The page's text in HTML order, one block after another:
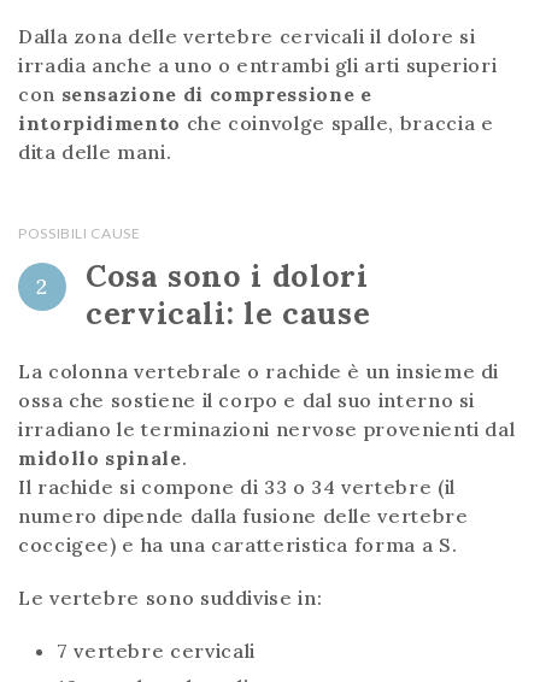
Dalla zona delle vertebre cervicali il dolore si
irradia anche a uno o entrambi gli arti superiori
con sensazione di compressione e
intorpidimento che coinvolge spalle, braccia e
dita delle mani.
POSSIBILI CAUSE
2
Cosa sono i dolori
cervicali: le cause
La colonna vertebrale o rachide è un insieme di
ossa che sostiene il corpo e dal suo interno si
irradiano le terminazioni nervose provenienti dal
midollo spinale.
Il rachide si compone di 33 o 34 vertebre (il
numero dipende dalla fusione delle vertebre
coccigee) e ha una caratteristica forma a S.
Le vertebre sono suddivise in:
7 vertebre cervicali